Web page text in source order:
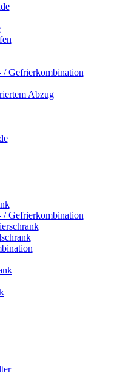
/ Gefrierkombination
Abzug
/ Gefrierkombination